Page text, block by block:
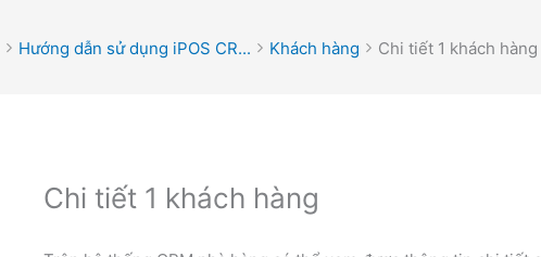
Hướng dẫn sử dụng iPOS CR... Khách hàng Chi tiết 1 khách hàng
Chi tiết 1 khách hàng